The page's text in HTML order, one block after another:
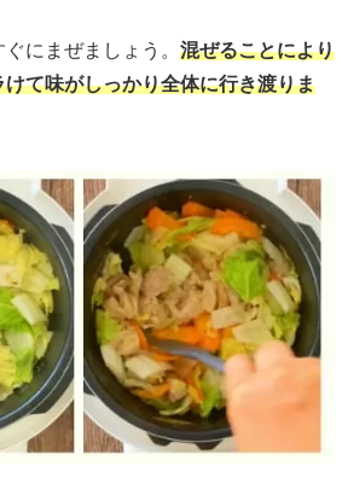
にまぜましょう。 混ぜることにより
て味がしっかり全体に行き渡りま